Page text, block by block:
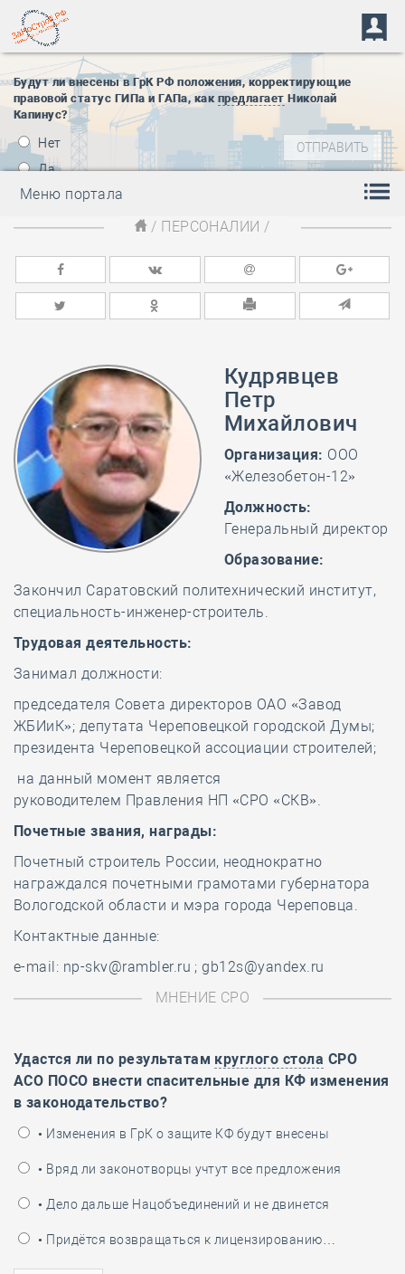
Будут ли внесены в ГрК РФ положения, корректирующие
правовой статус ГИПа и ГАПа, как предлагает Николай
Капинус?
Нет
Да
Меню портала
/ ПЕРСОНАЛИИ /
Кудрявцев
Петр
Михайлович
Организация: ООО
«Железобетон-12»
Должность:
Генеральный директор
Образование:
Закончил Саратовский политехнический институт,
специальность-инженер-строитель.
Трудовая деятельность:
Занимал должности:
председателя Совета директоров ОАО «Завод
ЖБИиК»; депутата Череповецкой городской Думы;
президента Череповецкой ассоциации строителей;
на данный момент является
руководителем Правления НП «СРО «СКВ».
Почетные звания, награды:
Почетный строитель России, неоднократно
награждался почетными грамотами губернатора
Вологодской области и мэра города Череповца.
Контактные данные:
e-mail: np-skv@rambler.ru ; gb12s@yandex.ru
МНЕНИЕ СРО
Удастся ли по результатам круглого стола СРО
АСО ПОСО внести спасительные для КФ изменения
в законодательство?
• Изменения в ГрК о защите КФ будут внесены
• Вряд ли законотворцы учтут все предложения
• Дело дальше Нацобъединений и не двинется
• Придётся возвращаться к лицензированию…